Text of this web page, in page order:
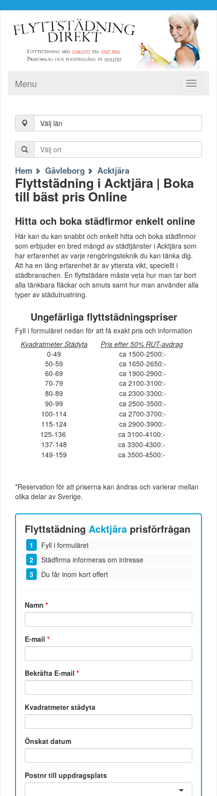
Toggle
Menu
Välj län
Hem Gävleborg Acktjära
Flyttstädning i Acktjära | Boka
till bäst pris Online
Hitta och boka städfirmor enkelt online
Här kan du kan snabbt och enkelt hitta och boka städfirmor
som erbjuder en bred mängd av städtjänster i Acktjära som
har erfarenhet av varje rengöringsteknik du kan tänka dig.
Att ha en lång erfarenhet är av yttersta vikt, speciellt i
städbranschen. En flyttstädare måste veta hur man tar bort
alla tänkbara fläckar och smuts samt hur man använder alla
typer av städutrustning.
Ungefärliga flyttstädningspriser
Fyll i formuläret nedan för att få exakt pris och information
Kvadratmeter Städyta
Pris efter 50% RUT-avdrag
0-49
ca 1500-2500:-
50-59
ca 1650-2650:-
60-69
ca 1900-2900:-
70-79
ca 2100-3100:-
80-89
ca 2300-3300:-
90-99
ca 2500-3500:-
100-114
ca 2700-3700:-
115-124
ca 2900-3900:-
125-136
ca 3100-4100:-
137-148
ca 3300-4300:-
149-159
ca 3500-4500:-
*Reservation för att priserna kan ändras och varierar mellan
olika delar av Sverige.
Flyttstädning Acktjära prisförfrågan
Fyll i formuläret
Städfirma informeras om intresse
Du får inom kort offert
Namn*
E-mail*
Bekräfta E-mail*
Kvadratmeter städyta
Önskat datum
Postnr till uppdragsplats